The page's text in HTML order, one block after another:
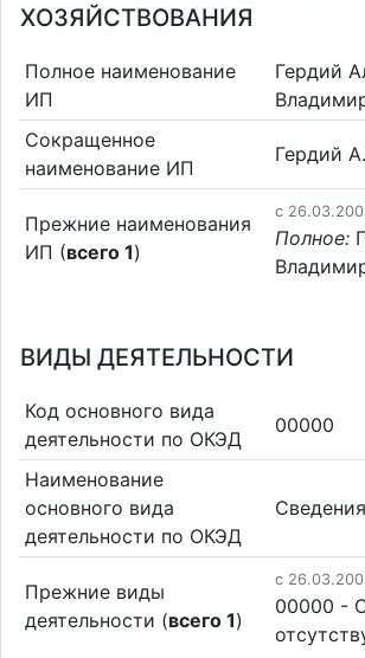
ХОЗЯЙСТВОВАНИЯ
Полное наименование
ИП
Гердий
Сокращенное
наименование ИП
Гердий
Прежние наименования
ИП (всего 1)
c
Полное:
ВИДЫ ДЕЯТЕЛЬНОСТИ
Код основного вида
деятельности по ОКЭД
00000
Наименование
основного вида
деятельности по ОКЭД
Прежние виды
деятельности (всего 1)
c
00000 -